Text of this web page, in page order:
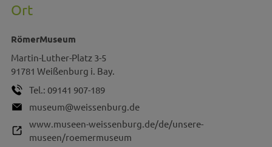
Ort
RömerMuseum
Martin-Luther-Platz 3-5
91781 Weißenburg i. Bay.
Tel.: 09141 907-189
museum@weissenburg.de
www.museen-weissenburg.de/de/unsere-
museen/roemermuseum